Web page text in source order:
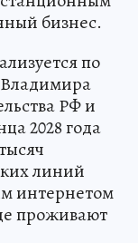
бизнес.
по
РФ и
2028 года
линий
интернетом
проживают